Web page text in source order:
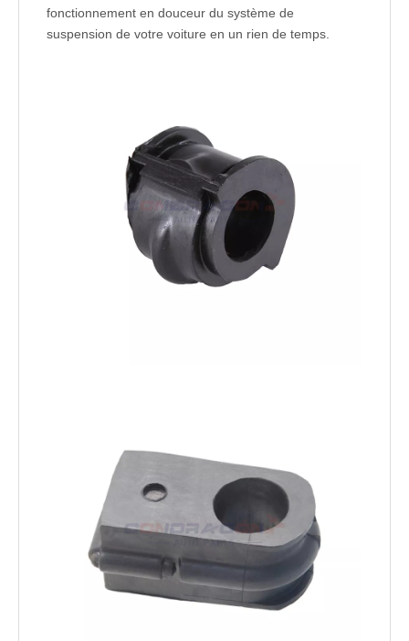
fonctionnement en douceur du système de
suspension de votre voiture en un rien de temps.